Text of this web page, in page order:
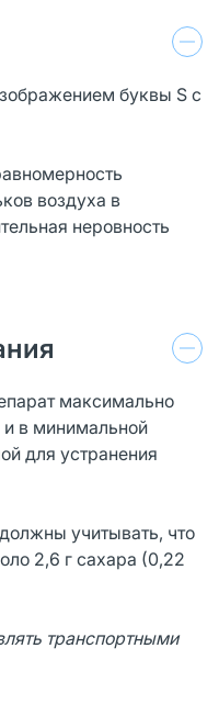
буквы S с
воздуха в
неровность
максимально
в минимальной
для устранения
учитывать, что
2,6 г сахара (0,22
транспортными